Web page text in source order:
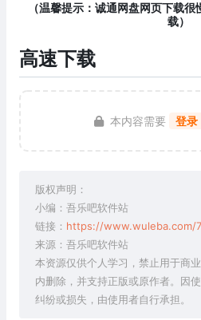
（温馨提示：诚通网盘网页下载
载）
高速下载
本内容需要 登录
版权声明：
小编：吾乐吧软件站
链接： https://www.wuleba.com/
来源：吾乐吧软件站
本资源仅供个人学习，禁止用于商
内删除，并支持正版或原作者。因
纠纷或损失，由使用者自行承担。